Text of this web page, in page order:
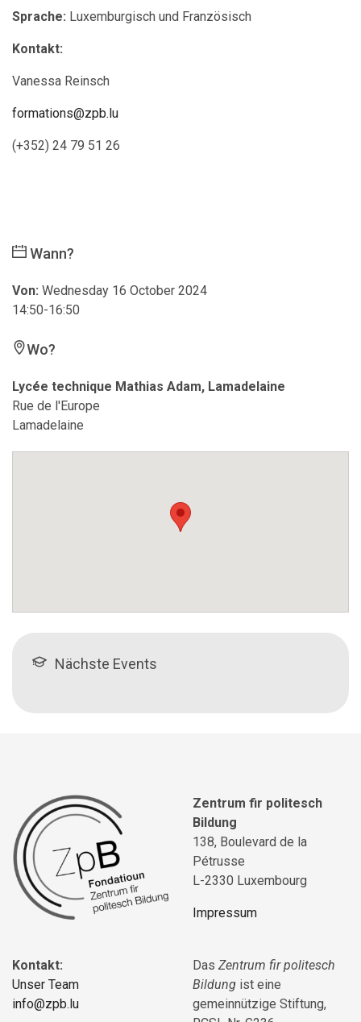
Sprache: Luxemburgisch und Französisch
Kontakt:
Vanessa Reinsch
formations@zpb.lu
(+352) 24 79 51 26
Wann?
Von: Wednesday 16 October 2024
14:50-16:50
Wo?
Lycée technique Mathias Adam, Lamadelaine
Rue de l'Europe
Lamadelaine
Nächste Events
Zentrum fir politesch
Bildung
138, Boulevard de la
Pétrusse
L-2330 Luxembourg
Impressum
Kontakt:
Unser Team
info@zpb.lu
Das Zentrum fir politesch
Bildung ist eine
gemeinnützige Stiftung,